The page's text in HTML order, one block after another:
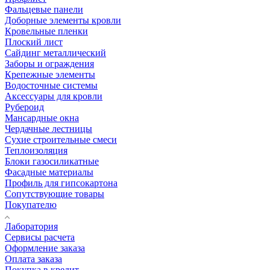
Фальцевые панели
Доборные элементы кровли
Кровельные пленки
Плоский лист
Сайдинг металлический
Заборы и ограждения
Крепежные элементы
Водосточные системы
Аксессуары для кровли
Рубероид
Мансардные окна
Чердачные лестницы
Сухие строительные смеси
Теплоизоляция
Блоки газосиликатные
Фасадные материалы
Профиль для гипсокартона
Сопутствующие товары
Покупателю
Лаборатория
Сервисы расчета
Оформление заказа
Оплата заказа